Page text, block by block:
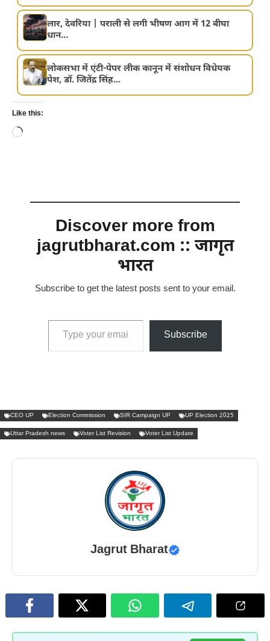
लार, देवरिया | पराली से लगी भीषण आग में 12 बीघा
धान...
लोकसभा में एंटी-पेपर लीक कानून में संशोधन विधेयक
पेश, डॉ. जितेंद्र सिंह...
Like this:
Loading…
Discover more from
jagrutbharat.com :: जागृत
भारत
Subscribe to get the latest posts sent to your email.
Type your email…
Subscribe
CEO UP Election Commission SIR Campaign UP UP Election 2025
Uttar Pradesh news Voter List Revision Voter List Update
Jagrut Bharat